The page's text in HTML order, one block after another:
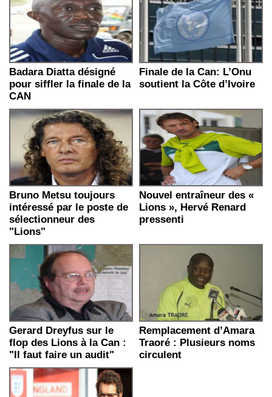
Badara Diatta désigné
pour siffler la finale de la
CAN
Finale de la Can: L’Onu
soutient la Côte d’Ivoire
Bruno Metsu toujours
intéressé par le poste de
sélectionneur des
"Lions"
Nouvel entraîneur des «
Lions », Hervé Renard
pressenti
Gerard Dreyfus sur le
flop des Lions à la Can :
"Il faut faire un audit"
Remplacement d’Amara
Traoré : Plusieurs noms
circulent